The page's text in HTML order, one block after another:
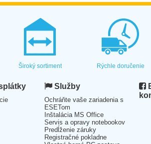
Široký sortiment Rýchle doručenie
Služby
Ochráňte vaše zariadenia s
ESETom
Inštalácia MS Office
Servis a opravy notebookov
Predĺženie záruky
Registračné pokladne